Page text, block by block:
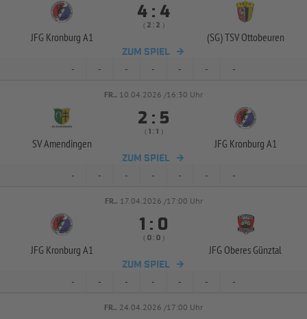
JFG Kronburg A1
 : 
(  :  )
(SG) TSV Ottobeuren
ZUM SPIEL
- - - - - - -
FR.. 10.04.2026 /16:30 Uhr
SV Amendingen
 : 
(  :  )
JFG Kronburg A1
ZUM SPIEL
- - - - - - -
FR.. 17.04.2026 /17:00 Uhr
JFG Kronburg A1
 : 
( :  )
JFG Oberes Günztal
ZUM SPIEL
- - - - - - -
FR.. 24.04.2026 /17:00 Uhr